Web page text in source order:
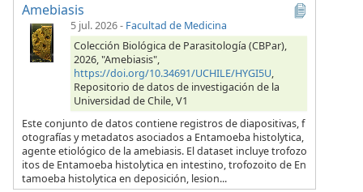
Amebiasis
5 jul. 2026- Facultad de Medicina
Colección Biológica de Parasitología (CBPar),
2026, "Amebiasis",
https://doi.org/10.34691/UCHILE/HYGI5U,
Repositorio de datos de investigación de la
Universidad de Chile, V1
Este conjunto de datos contiene registros de diapositivas, f
otografías y metadatos asociados a Entamoeba histolytica,
agente etiológico de la amebiasis. El dataset incluye trofozo
itos de Entamoeba histolytica en intestino, trofozoito de En
tamoeba histolytica en deposición, lesion...